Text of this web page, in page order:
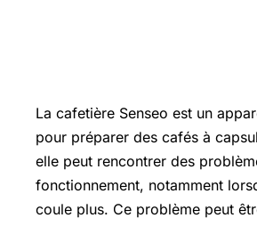
La cafetière Senseo est un
pour préparer des cafés à
elle peut rencontrer des
fonctionnement, notamment
coule plus. Ce problème peut